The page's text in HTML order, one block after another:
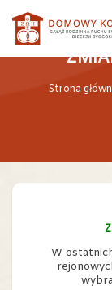
Strona
W